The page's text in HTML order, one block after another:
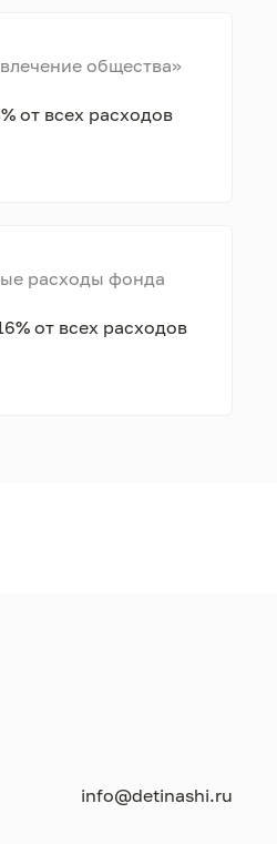
общества»
от всех расходов
расходы фонда
от всех расходов
info@detinashi.ru